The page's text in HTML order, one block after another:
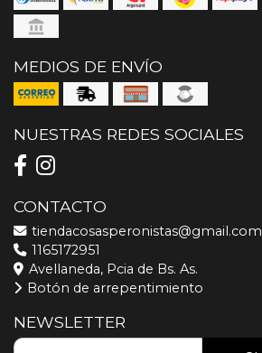
MEDIOS DE ENVÍO
NUESTRAS REDES SOCIALES
CONTACTO
tiendacosasperonistas@gmail.com
1165172951
Avellaneda, Pcia de Bs. As.
Botón de arrepentimiento
NEWSLETTER